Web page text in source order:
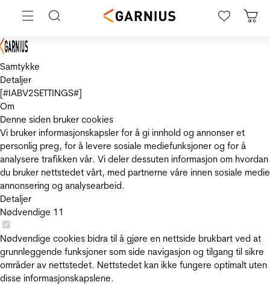
Samtykke
Detaljer
[#IABV2SETTINGS#]
Om
Denne siden bruker cookies
Vi bruker informasjonskapsler for å gi innhold og annonser et
personlig preg, for å levere sosiale mediefunksjoner og for å
analysere trafikken vår. Vi deler dessuten informasjon om hvordan
du bruker nettstedet vårt, med partnerne våre innen sosiale
annonsering og analysearbeid.
Detaljer
Nødvendige 11
Nødvendige cookies bidra til å gjøre en nettside brukbart ved at
grunnleggende funksjoner som side navigasjon og tilgang til sikre
områder av nettstedet. Nettstedet kan ikke fungere optimalt uten
disse informasjonskapslene.